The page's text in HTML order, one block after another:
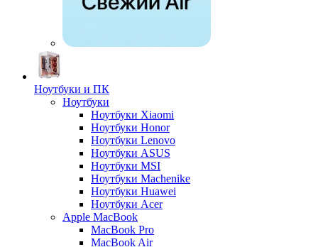
Ноутбуки и ПК
Ноутбуки
Ноутбуки Xiaomi
Ноутбуки Honor
Ноутбуки Lenovo
Ноутбуки ASUS
Ноутбуки MSI
Ноутбуки Machenike
Ноутбуки Huawei
Ноутбуки Acer
Apple MacBook
MacBook Pro
MacBook Air